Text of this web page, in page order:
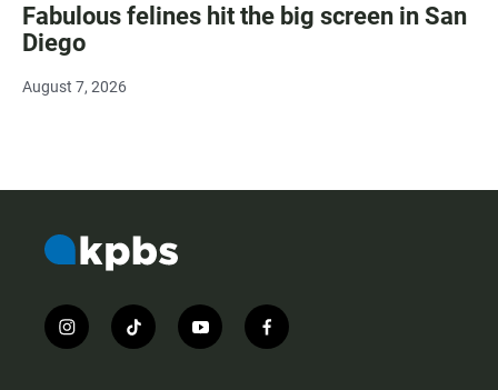
Fabulous felines hit the big screen in San
Diego
August 7, 2026
i
n
t
i
y
o
f
a